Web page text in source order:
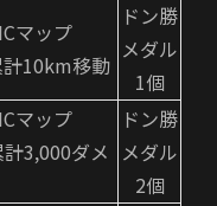
マップ
計10km移動
ドン勝
メダル
1個
マップ
3,000ダメ
ドン勝
メダル
2個